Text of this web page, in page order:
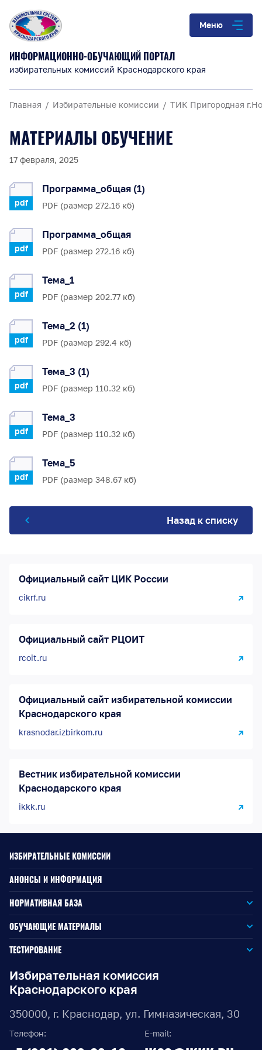
Меню
ИНФОРМАЦИОННО-ОБУЧАЮЩИЙ ПОРТАЛ
избирательных комиссий Краснодарского края
Главная Избирательные комиссии ТИК Пригородная
МАТЕРИАЛЫ ОБУЧЕНИЕ
17 февраля, 2025
pdf
Программа_общая (1)
PDF (размер 272.16 кб)
pdf
Программа_общая
PDF (размер 272.16 кб)
pdf
Тема_1
PDF (размер 202.77 кб)
pdf
Тема_2 (1)
PDF (размер 292.4 кб)
pdf
Тема_3 (1)
PDF (размер 110.32 кб)
pdf
Тема_3
PDF (размер 110.32 кб)
pdf
Тема_5
PDF (размер 348.67 кб)
Назад к списку
Официальный сайт ЦИК России
cikrf.ru
Официальный сайт РЦОИТ
rcoit.ru
Официальный сайт избирательной комиссии
Краснодарского края
krasnodar.izbirkom.ru
Вестник избирательной комиссии
Краснодарского края
ikkk.ru
Избирательная комиссия
Краснодарского края
350000, г. Краснодар, ул. Гимназическая, 30
Телефон: E-mail:
ИЗБИРАТЕЛЬНЫЕ КОМИССИИ
АНОНСЫ И ИНФОРМАЦИЯ
НОРМАТИВНАЯ БАЗА
Законодательство РФ
Законодательство КК
Документы ЦИК России
Документы ИККК
Выборы Губернатора Краснодарского края
ОБУЧАЮЩИЕ МАТЕРИАЛЫ
Для окружной избирательной комиссии
Для территориальной избирательной комиссии
Для участковой избирательной комиссии
ТЕСТИРОВАНИЕ
Для членов участковых избирательных комиссий